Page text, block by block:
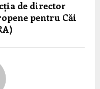
de director
pentru Căi